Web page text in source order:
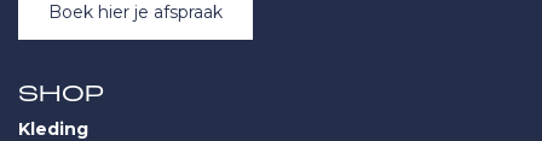
Boek hier je afspraak
SHOP
Kleding